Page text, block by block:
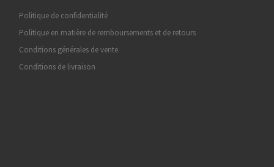
Politique de confidentialité
Politique en matière de remboursements et de retours
Conditions générales de vente.
Conditions de livraison